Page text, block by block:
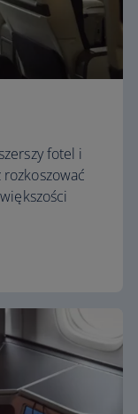
fotel i